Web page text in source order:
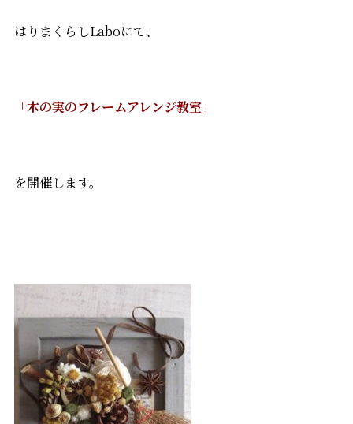
はりまくらしLaboにて、
「木の実のフレームアレンジ教室」
を開催します。